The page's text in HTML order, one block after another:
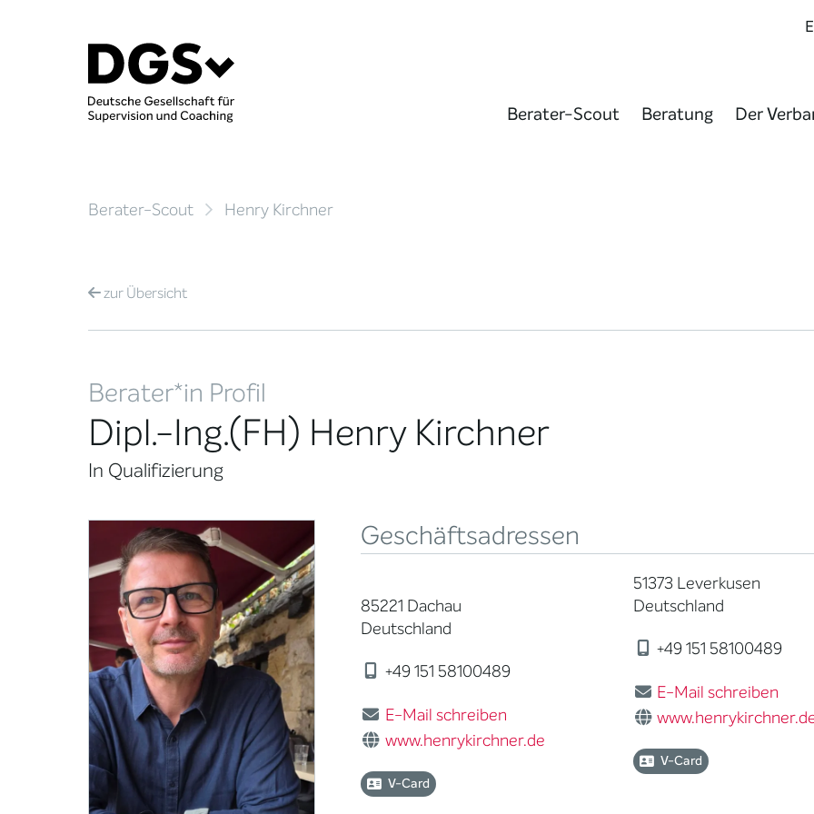
Berater-Scout Beratung Der
Berater-Scout Henry Kirchner
zurÜbersicht
Berater*in Profil
Dipl.-Ing.(FH) Henry Kirchner
In Qualifizierung
Geschäftsadressen
85221 Dachau
Deutschland
+49 151 58100489
E-Mail schreiben
www.henrykirchner.de
V-Card
51373 Leverkusen
Deutschland
+49 151 58100489
E-Mail schreiben
V-Card